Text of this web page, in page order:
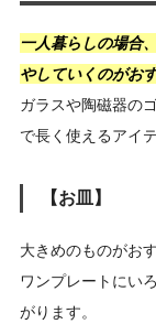
一人暮らしの場合
やしていくのがおす
ガラスや陶磁器の
で長く使えるアイ
【お皿】
大きめのものがおす
ワンプレートにい
がります。